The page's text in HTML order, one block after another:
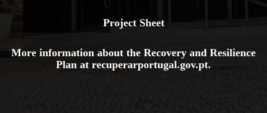
Project Sheet
More information about the Recovery and Resilience
Plan at recuperarportugal.gov.pt.